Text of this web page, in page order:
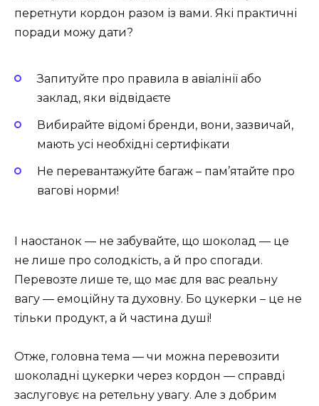
перетнути кордон разом із вами. Які практичні
поради можу дати?
Запитуйте про правила в авіалінії або
заклад, яки відвідаєте
Вибирайте відомі бренди, вони, зазвичай,
мають усі необхідні сертифікати
Не перевантажуйте багаж – пам’ятайте про
вагові норми!
І наостанок — не забувайте, що шоколад — це
не лише про солодкість, а й про спогади.
Перевозте лише те, що має для вас реальну
вагу — емоційну та духовну. Бо цукерки – це не
тільки продукт, а й частина душі!
Отже, головна тема — чи можна перевозити
шоколадні цукерки через кордон — справді
заслуговує на ретельну увагу. Але з добрим